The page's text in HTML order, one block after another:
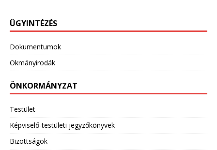
ÜGYINTÉZÉS
Dokumentumok
Okmányirodák
ÖNKORMÁNYZAT
Testület
Képviselő-testületi jegyzőkönyvek
Bizottságok